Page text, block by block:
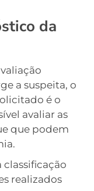
da
a suspeita, o
é o
avaliar as
que podem
classificação
realizados